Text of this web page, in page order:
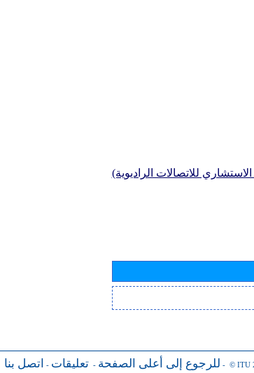
للاتصالات الراديوية)
للرجوع إلى أعلى الصفحة - تعليقات - اتصل بنا - © ITU